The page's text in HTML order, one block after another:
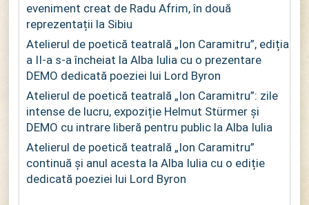
eveniment creat de Radu Afrim, în două
reprezentații la Sibiu
Atelierul de poetică teatrală „Ion Caramitru”, ediția
a II-a s-a încheiat la Alba Iulia cu o prezentare
DEMO dedicată poeziei lui Lord Byron
Atelierul de poetică teatrală „Ion Caramitru”: zile
intense de lucru, expoziție Helmut Stürmer și
DEMO cu intrare liberă pentru public la Alba Iulia
Atelierul de poetică teatrală „Ion Caramitru”
continuă și anul acesta la Alba Iulia cu o ediție
dedicată poeziei lui Lord Byron